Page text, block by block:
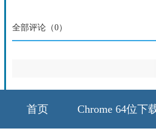
全部评论（0）
首页 Chrome 64位下